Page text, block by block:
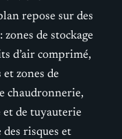
repose sur des
de stockage
d’air comprimé,
zones de
chaudronnerie,
et de tuyauterie
risques et